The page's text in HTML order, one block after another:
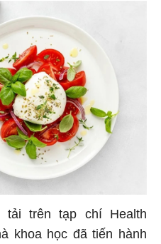
tải trên tạp chí Health
khoa học đã tiến hành